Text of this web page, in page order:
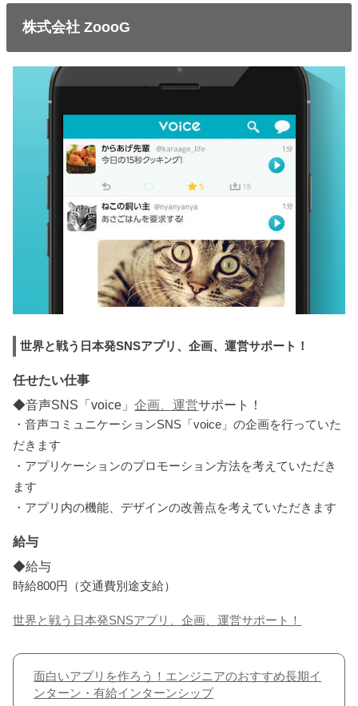
株式会社 ZoooG
世界と戦う日本発SNSアプリ、企画、運営サポート！
任せたい仕事
◆音声SNS「voice」企画、運営サポート！
・音声コミュニケーションSNS「voice」の企画を行っていた
だきます
・アプリケーションのプロモーション方法を考えていただき
ます
・アプリ内の機能、デザインの改善点を考えていただきます
給与
◆給与
時給800円（交通費別途支給）
世界と戦う日本発SNSアプリ、企画、運営サポート！
面白いアプリを作ろう！エンジニアのおすすめ長期イ
ンターン・有給インターンシップ